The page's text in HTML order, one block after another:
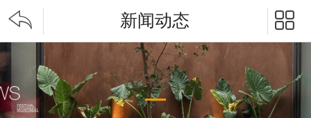
 新闻动态 